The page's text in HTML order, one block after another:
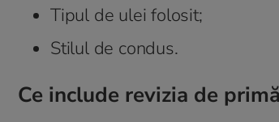
Tipul de ulei folosit;
Stilul de condus.
Ce include revizia de